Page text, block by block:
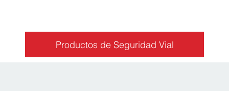
Productos de Seguridad Vial